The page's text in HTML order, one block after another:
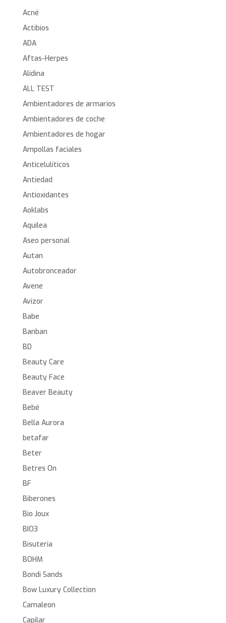
Acné
Actibios
ADA
Aftas-Herpes
Alidina
ALL TEST
Ambientadores de armarios
Ambientadores de coche
Ambientadores de hogar
Ampollas faciales
Anticelulíticos
Antiedad
Antioxidantes
Aoklabs
Aquilea
Aseo personal
Autan
Autobronceador
Avene
Avizor
Babe
Banban
BD
Beauty Care
Beauty Face
Beaver Beauty
Bebé
Bella Aurora
betafar
Beter
Betres On
BF
Biberones
Bio Joux
BIO3
Bisuteria
BOHM
Bondi Sands
Bow Luxury Collection
Camaleon
Capilar